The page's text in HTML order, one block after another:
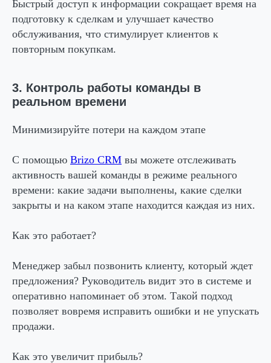
Быстрый доступ к информации сокращает время на
подготовку к сделкам и улучшает качество
обслуживания, что стимулирует клиентов к
повторным покупкам.
3. Контроль работы команды в
реальном времени
Минимизируйте потери на каждом этапе
С помощью Brizo CRM вы можете отслеживать
активность вашей команды в режиме реального
времени: какие задачи выполнены, какие сделки
закрыты и на каком этапе находится каждая из них.
Как это работает?
Менеджер забыл позвонить клиенту, который ждет
предложения? Руководитель видит это в системе и
оперативно напоминает об этом. Такой подход
позволяет вовремя исправить ошибки и не упускать
продажи.
Как это увеличит прибыль?